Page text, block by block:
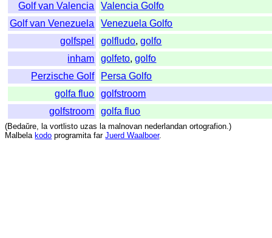
Golf van Valencia
Valencia Golfo
Golf van Venezuela
Venezuela Golfo
golfspel
golfludo,golfo
inham
golfeto,golfo
Perzische Golf
Persa Golfo
golfa fluo
golfstroom
golfstroom
golfa fluo
(Bedaŭre, la vortlisto uzas la malnovan nederlandan ortografion.)
Malbela kodo programita far Juerd Waalboer.